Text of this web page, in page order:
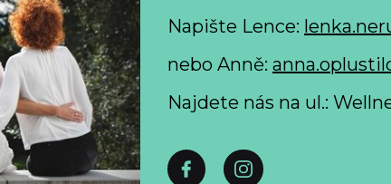
Napište Lence:
nebo Anně:
Najdete nás na ul.: